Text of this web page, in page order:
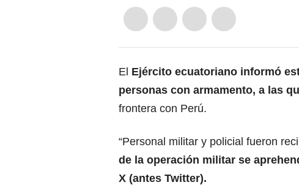
El Ejército ecuatoriano informó
personas con armamento, a las
frontera con Perú.
“Personal militar y policial fueron
de la operación militar se
X (antes Twitter).